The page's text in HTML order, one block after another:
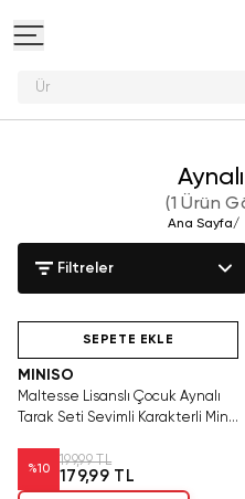
Pelu
(1 Ürün
Ana Sayfa/
Filtreler
SEPETE EKLE
MINISO
Maltesse Lisanslı Çocuk Aynalı
Tarak Seti Sevimli Karakterli Mini
%10
199,99 TL
179,99 TL